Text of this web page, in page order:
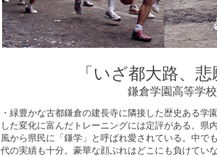
「いざ都大路、
鎌倉学園高等学
・緑豊かな古都鎌倉の建長寺に隣接した歴史ある
した変化に富んだトレーニングには定評がある。県
風から県民に「鎌学」と呼ばれ愛されている。中で
代の実績も十分。豪華な顔ぶれはどこにも負けてい